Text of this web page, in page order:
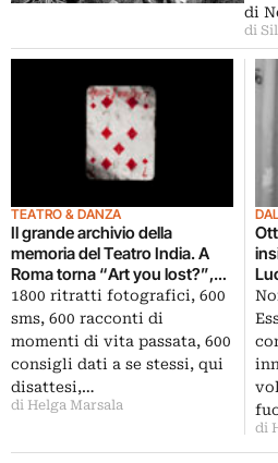
di
di
TEATRO & DANZA
Il grande archivio della
memoria del Teatro India. A
Roma torna “Art you lost?”,
una riflessione corale sul tema
della perdita. Migliaia di
oggetti, segni, parole. Per
ritrovarsi, raccontandosi
1800 ritratti fotografici, 600
sms, 600 racconti di
momenti di vita passata, 600
consigli dati a se stessi, qui
disattesi,…
di Helga Marsala
a
di